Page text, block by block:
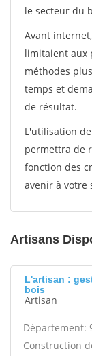
le secteur du
Avant
limitaient aux
méthodes
temps et
de résultat.
L'utilisation
permettra de
fonction des
avenir à votre
Artisans
L'artisan :
bois
Artisan
Département:
Construction